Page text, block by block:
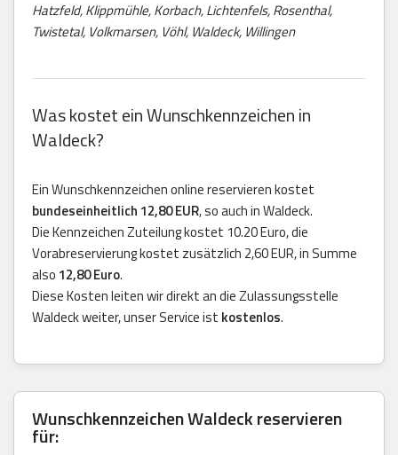
Hatzfeld, Klippmühle, Korbach, Lichtenfels, Rosenthal,
Twistetal, Volkmarsen, Vöhl, Waldeck, Willingen
Was kostet ein Wunschkennzeichen in
Waldeck?
Ein Wunschkennzeichen online reservieren kostet
bundeseinheitlich 12,80 EUR, so auch in Waldeck.
Die Kennzeichen Zuteilung kostet 10.20 Euro, die
Vorabreservierung kostet zusätzlich 2,60 EUR, in Summe
also 12,80 Euro.
Diese Kosten leiten wir direkt an die Zulassungsstelle
Waldeck weiter, unser Service ist kostenlos.
Wunschkennzeichen Waldeck reservieren
für: